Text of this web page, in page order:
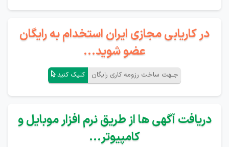
در کاریابی مجازی ایران استخدام به رایگان
عضو شوید...
جـهت ساخت رزومه کاری رایگان کلیک کنید
دریافت آگهی ها از طریق نرم افزار موبایل و
کامپیوتر...